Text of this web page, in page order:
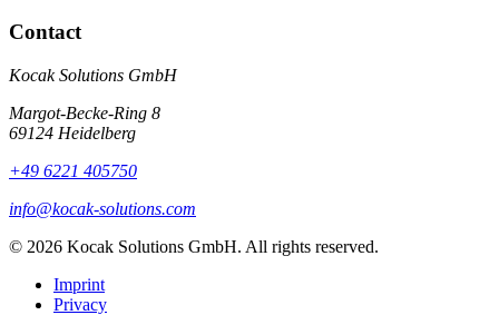
Contact
Kocak Solutions GmbH
Margot-Becke-Ring 8
69124 Heidelberg
+49 6221 405750
info@kocak-solutions.com
© 2026 Kocak Solutions GmbH. All rights reserved.
Imprint
Privacy